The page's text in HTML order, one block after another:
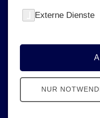
Aktuelles
News, Termine,
alles Neue von
Externe Dienste
NUR